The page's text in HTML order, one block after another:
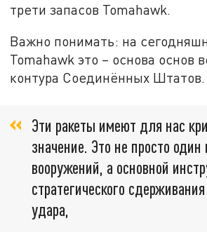
трети запасов Tomahawk.
Важно понимать: на
Tomahawk это – основа основ
контура Соединённых Штатов.
Эти ракеты имеют для нас
значение. Это не просто один
вооружений, а основной
стратегического
удара,